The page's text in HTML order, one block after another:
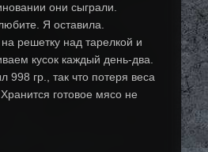
они сыграли.
Я оставила.
решетку над тарелкой и
кусок каждый день-два.
гр., так что потеря веса
готовое мясо не